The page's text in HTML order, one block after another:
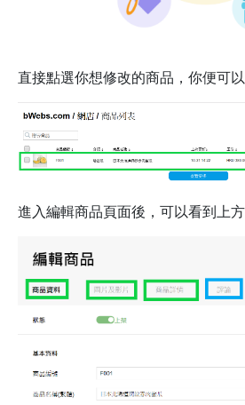
直接點選你想修改的商品，你便可
進入編輯商品頁面後，可以看到上